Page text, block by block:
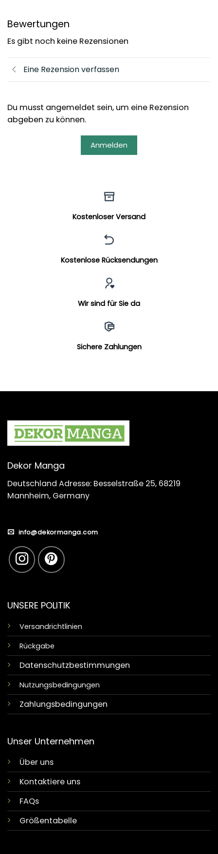
Bewertungen
Es gibt noch keine Rezensionen
Eine Rezension verfassen
Du musst angemeldet sein, um eine Rezension
abgeben zu können.
Anmelden
Kostenloser Versand
Kostenlose Rücksendungen
Wir sind für Sie da
Sichere Zahlungen
Dekor Manga
Deutschland Adresse: Besselstraße 25, 68219
Mannheim, Germany
info@dekormanga.com
UNSERE POLITIK
Versandrichtlinien
Rückgabe
Datenschutzbestimmungen
Nutzungsbedingungen
Zahlungsbedingungen
Unser Unternehmen
Über uns
Kontaktiere uns
FAQs
Größentabelle